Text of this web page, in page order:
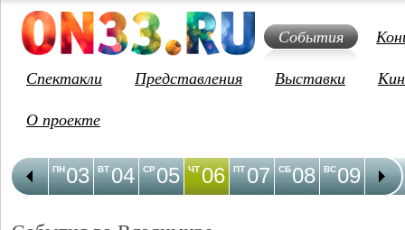
События
Спектакли
Представления Выставки
О проекте
03
ПН 04
ВТ 05
СР 06
ЧТ 07
ПТ 08
СБ 09
ВС 10
ПН